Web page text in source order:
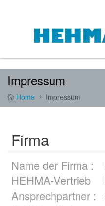
Impressum
Home Impressum
Firma
Name der Firma :
HEHMA-Vertrieb
Ansprechpartner :